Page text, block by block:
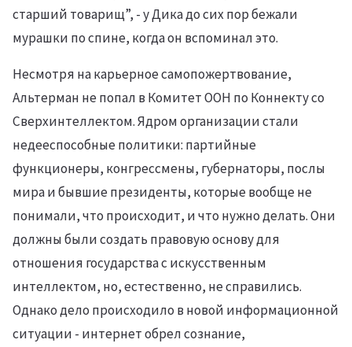
старший товарищ”, - у Дика до сих пор бежали
мурашки по спине, когда он вспоминал это.
Несмотря на карьерное самопожертвование,
Альтерман не попал в Комитет ООН по Коннекту со
Сверхинтеллектом. Ядром организации стали
недееспособные политики: партийные
функционеры, конгрессмены, губернаторы, послы
мира и бывшие президенты, которые вообще не
понимали, что происходит, и что нужно делать. Они
должны были создать правовую основу для
отношения государства с искусственным
интеллектом, но, естественно, не справились.
Однако дело происходило в новой информационной
ситуации - интернет обрел сознание,